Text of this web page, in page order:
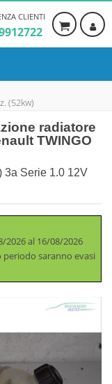
CLIENTI
(52kw)
radiatore
TWINGO
3a Serie 1.0 12V
2026 al 16/08/2026
saranno evasi